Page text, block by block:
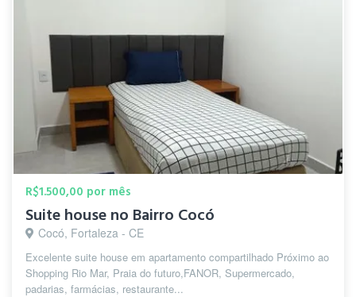
R$1.500,00 por mês
Suite house no Bairro Cocó
Cocó, Fortaleza - CE
Excelente suite house em apartamento compartilhado Próximo ao
Shopping Rio Mar, Praia do futuro,FANOR, Supermercado,
padarias, farmácias, restaurante...